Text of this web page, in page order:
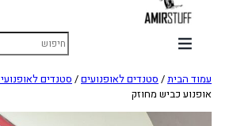
עמוד הבית/ סטנדים לאופנועים/ סטנדים
אופנוע כביש מחוזק